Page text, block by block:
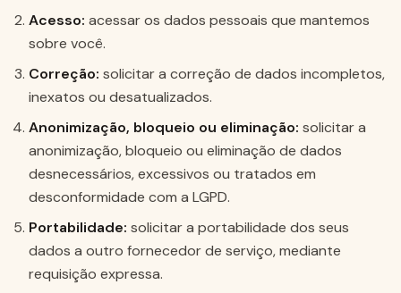
Acesso: acessar os dados pessoais que mantemos
sobre você.
Correção: solicitar a correção de dados incompletos,
inexatos ou desatualizados.
Anonimização, bloqueio ou eliminação: solicitar a
anonimização, bloqueio ou eliminação de dados
desnecessários, excessivos ou tratados em
desconformidade com a LGPD.
Portabilidade: solicitar a portabilidade dos seus
dados a outro fornecedor de serviço, mediante
requisição expressa.